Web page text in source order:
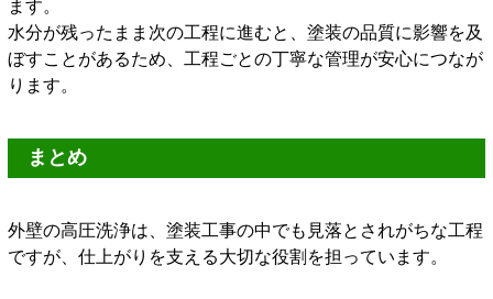
ます。
水分が残ったまま次の工程に進むと、塗装の品質に影響を及
ぼすことがあるため、工程ごとの丁寧な管理が安心につなが
ります。
まとめ
外壁の高圧洗浄は、塗装工事の中でも見落とされがちな工程
ですが、仕上がりを支える大切な役割を担っています。